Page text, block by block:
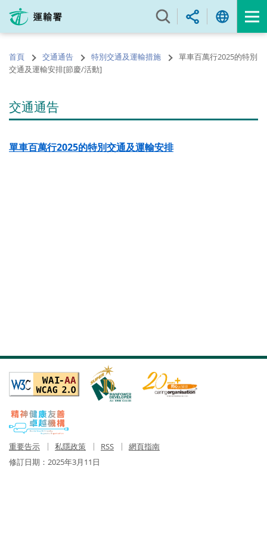
內
的
開
首頁 交通通告 特別交通及運輸措施
單車百萬行2025的特別
交通及運輸安排[節慶/活動]
交通通告
單車百萬行2025的特別交通及運輸安排
重要告示 私隱政策 RSS
網頁指南
修訂日期： 2025年3月11日